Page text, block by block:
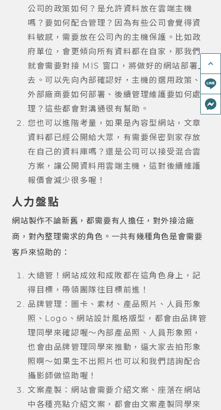
公司的政策如何？是允許資料放在雲端主機
嗎？要如何配合管理？因為有些公司會覺得資
料敏感，需要放在公司內的主機保護。比如政
府單位，會更傾向所有資料都在自家，那我們
就會需要對接 MIS 窗口，將做好的網站部署上
去。可以先向內部確認好，主機的選用政策、
外部廠商要如何部署、後續管理維護要如何處
理？這些都會對溝通很有幫助。
您也可以進階考量，如果是內容型網站，文章
資料都已經公開給大眾，有需要保密到家存放
在自己的資料庫嗎？還是公司可以接受混合雲
方案，讓公開資料用雲端主機，這對後續維護
報價會減少很多喔！
人力盤點
網站製作不論新舊，都需要有人擔任，對外接洽廠
商，對內整理需求的角色。一共有幾種角色是會需要
客戶來協助的：
大總管！網站成效和成敗都在這角色身上，記
得目標，帶領團隊往目標前進！
品牌管理：圖卡、素材、產品照片、人員形象
照、Logo、網站設計風格版型，都會由品牌管
理同學來確認喔～內部產品照、人員形象照，
也會由品牌管理同學來推動，逼大家去拍形象
照啊～如果生不出照片也可以和我們諮詢配合
攝影師做協助喔！
文案產製：網站會需要介紹文案、座落在網站
中各種亮點介紹文案，都會由文案產製同學來
keyboard_arrow_up